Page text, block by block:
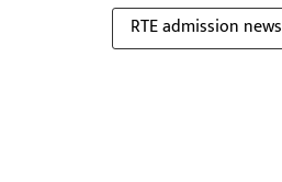
RTE admission news